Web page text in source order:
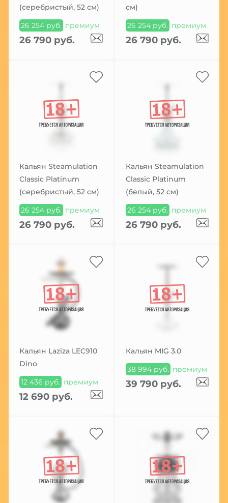
(серебристый, 52 см)
26 254 руб. премиум
26 790 руб.
см)
26 254 руб. премиум
26 790 руб.
Кальян Steamulation
Classic Platinum
(серебристый, 52 см)
26 254 руб. премиум
26 790 руб.
Кальян Steamulation
Classic Platinum
(белый, 52 см)
26 254 руб. премиум
26 790 руб.
Кальян Laziza LEC910
Dino
12 436 руб. премиум
12 690 руб.
Кальян MIG 3.0
38 994 руб. премиум
39 790 руб.